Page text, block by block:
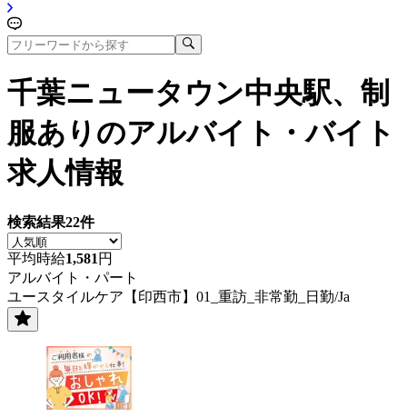
千葉ニュータウン中央駅、制
服あり のアルバイト・バイト
求人情報
検索結果22件
平均時給1,581 円
アルバイト・パート
ユースタイルケア【印西市】01_重訪_非常勤_日勤/Ja